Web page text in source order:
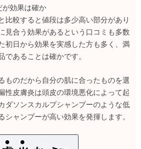
効果は確か
比較すると値段は多少高い部分があり
見合う効果があるという口コミも多数
初日から効果を実感した方も多く、満
であることは確かです。
ものだから自分の肌に合ったものを選
性皮膚炎は頭皮の環境悪化によって起
ダソンスカルプシャンプーのような低
シャンプーが高い効果を発揮します。